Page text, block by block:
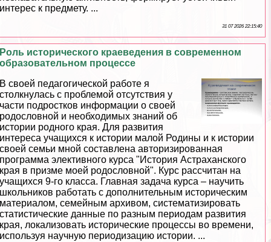
интерес к предмету. ...
31 07 2026 22:15:40
Роль исторического краеведения в современном
образовательном процессе
В своей педагогической работе я
столкнулась с проблемой отсутствия у
части подростков информации о своей
родословной и необходимых знаний об
истории родного края. Для развития
интереса учащихся к истории малой Родины и к истории
своей семьи мной составлена авторизированная
программа элективного курса "История Астpaxaнского
края в призме моей родословной". Курс рассчитан на
учащихся 9-го класса. Главная задача курса – научить
школьников работать с дополнительным историческим
материалом, семейным архивом, систематизировать
статистические данные по разным периодам развития
края, локализовать исторические процессы во времени,
используя научную периодизацию истории. ...